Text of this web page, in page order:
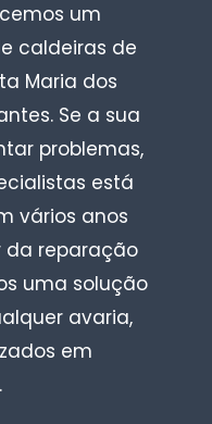
um
caldeiras de
Maria dos
Se a sua
problemas,
está
vários anos
da reparação
uma solução
avaria,
em